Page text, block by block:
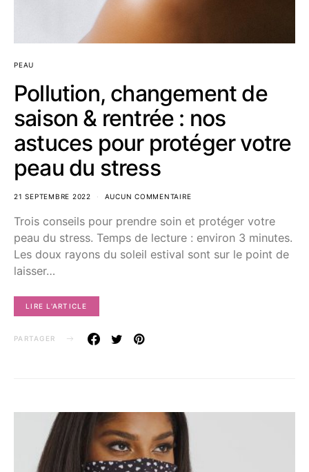
PEAU
Pollution, changement de
saison & rentrée : nos
astuces pour protéger votre
peau du stress
21 SEPTEMBRE 2022 AUCUN COMMENTAIRE
Trois conseils pour prendre soin et protéger votre
peau du stress. Temps de lecture : environ 3 minutes.
Les doux rayons du soleil estival sont sur le point de
laisser…
LIRE L'ARTICLE
PARTAGER